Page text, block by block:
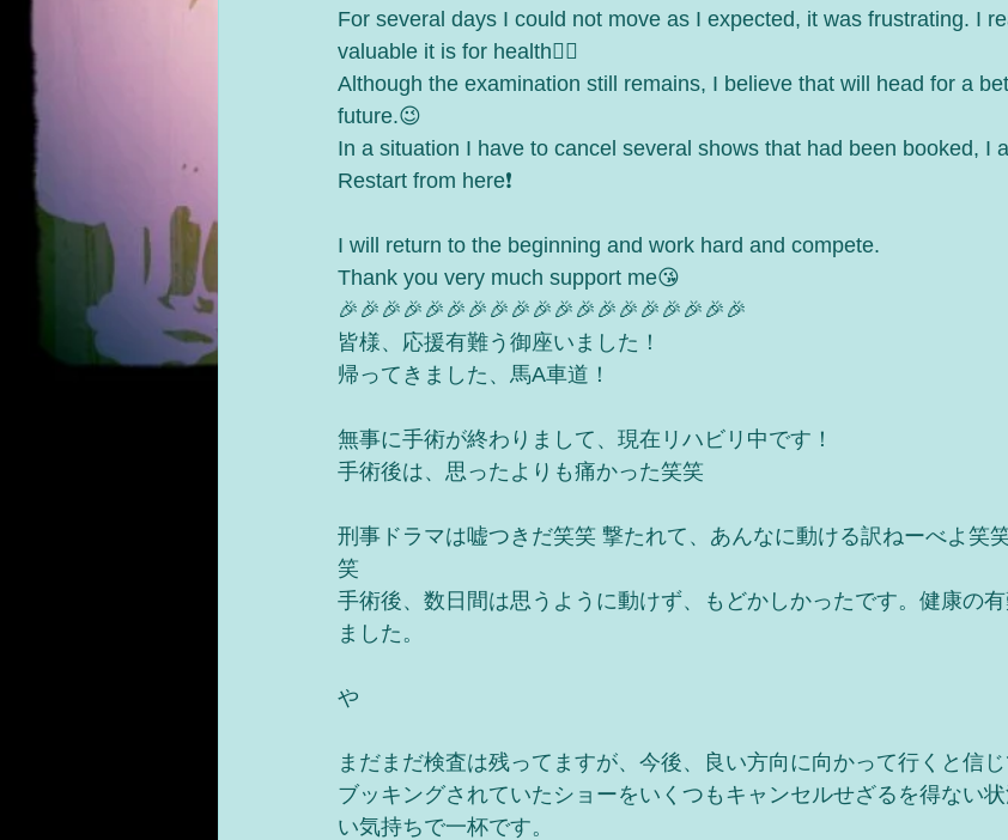
For several days I could not move as I expected, it was frustrating. I
valuable it is for health🙆‍♂️
Although the examination still remains, I believe that will head for a
future.😉
In a situation I have to cancel several shows that had been booked, I
Restart from here❗️
I will return to the beginning and work hard and compete.
Thank you very much support me😘
🎉🎉🎉🎉🎉🎉🎉🎉🎉🎉🎉🎉🎉🎉🎉🎉🎉🎉🎉
皆様、応援有難う御座いました！
帰ってきました、馬A車道！
無事に手術が終わりまして、現在リハビリ中です！
手術後は、思ったよりも痛かった笑笑
刑事ドラマは嘘つきだ笑笑 撃たれて、あんなに動ける訳ねーべよ笑
笑
手術後、数日間は思うように動けず、もどかしかったです。健康の
ました。
や
まだまだ検査は残ってますが、今後、良い方向に向かって行くと信じ
ブッキングされていたショーをいくつもキャンセルせざるを得ない
い気持ちで一杯です。